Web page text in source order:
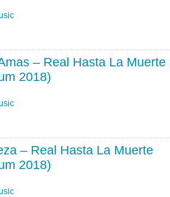
– Real Hasta La Muerte
2018)
– Real Hasta La Muerte
2018)